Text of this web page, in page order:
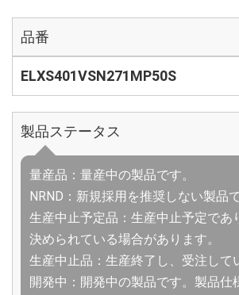
品番
ELXS401VSN271MP50S
製品ステータス
量産品：量産中の製品です。
NRND：新規採用を推奨しない製品で
生産中止予定品：生産中止予定であ
決められている場合があります。
生産中止品：生産終了し、受注して
開発中：開発中の製品です。製品仕